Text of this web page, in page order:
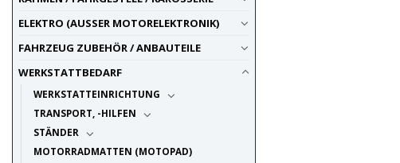
ELEKTRO (AUSSER MOTORELEKTRONIK)
FAHRZEUG ZUBEHÖR / ANBAUTEILE
WERKSTATTBEDARF
WERKSTATTEINRICHTUNG
TRANSPORT, -HILFEN
STÄNDER
MOTORRADMATTEN (MOTOPAD)